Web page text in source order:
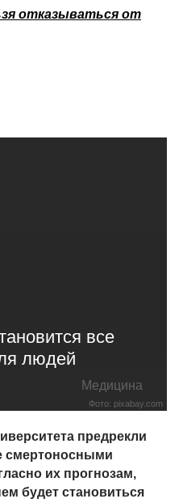
отказываться от
все
людей
Медицина
Фото: pixabay.com
предрекли
смертоносными
их прогнозам,
будет становиться